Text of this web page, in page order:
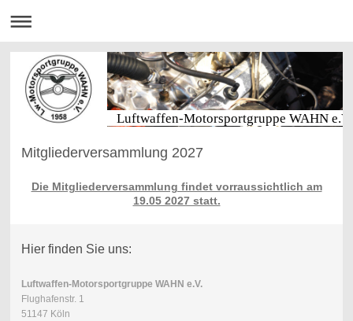
Luftwaffen-Motorsportgruppe WAHN e.V.
Mitgliederversammlung 2027
Die Mitgliederversammlung findet vorraussichtlich am
19.05 2027 statt.
Hier finden Sie uns:
Luftwaffen-Motorsportgruppe WAHN e.V.
Flughafenstr. 1
51147 Köln